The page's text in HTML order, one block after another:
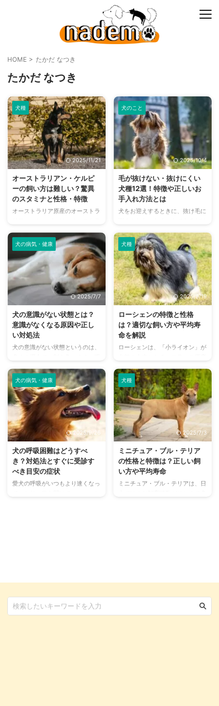
HOME > たかだ なつき
たかだ なつき
犬種
2025/11/21
オーストラリアン・ケルピ
ーの飼い方は難しい？驚異
のスタミナと性格・特徴
オーストラリア原産のオーストラ
リアで最も人気がある犬種と言わ
れています。 日本では珍しい犬
種だけに、オーストラリアン・ケ
ルピーがどんな特徴や性格なのか
わからないことも多いのではない
でしょうか。 この記事では、多
くの人を魅了するオーストラリア
ン・ケルピーについて徹底解説し
ます。 オーストラリアン・ケル
ピーの平均寿命や飼い方、生体価
格などもご紹介しているのでぜひ
最後までご覧ください。 この記
事の結論 オーストラリアン・ケ
と、大きな三角の立ち耳が特徴的
...
犬のこと
2025/10/4
毛が抜けない・抜けにくい
犬種12選！特徴や正しいお
手入れ方法とは
犬をお迎えするときに、抜け毛に
毛が抜けない犬がいいという人も
多いでしょう。 犬の抜け毛はそ
のまま放置してしまうと、ノミや
ダニの餌となったりハウスダスト
の原因になるため、室内をこまめ
に掃除して清潔に保つ必要があり
ますね。 毎日の掃除を楽にした
い、アレルギーのリスクを下げた
犬や抜けにくい犬を選んでもいい
でしょう。 犬の抜け毛によくあ
る勘違いや毛が抜けない犬や抜け
にくい犬を飼うときの注意点も解
ください。 この記事の結論 体 ...
犬の病気・健康
2025/7/7
犬の意識がない状態とは？
意識がなくなる原因や正し
い対処法
犬の意識がない状態というのは、
在もし、愛犬の意識がないという
場合は、すみやかに動物病院を受
診してください。 中には寝てい
るだけのように見える犬もおり、
意識がない状態であるかしっかり
確認することが大切です。 この
記事では、犬の意識がないときの
確認方法や原因、正しい対処法を
解説します。 愛犬が一時的に意
識がなくなる飼い主さんや、犬の
意識がないのはどんな状態？など
気になる飼い主さんは、ぜひ参考
にしてください。 この記事の結
犬種
2025/9/19
ローシェンの特徴と性格
は？適切な飼い方や平均寿
命を解説
ローシェンは、「小ライオン」が
の犬種です。 たてがみやしっぽ
の先の飾り毛など、ライオンのよ
うなカットが伝統的なカットスタ
イルとして主流となっており、そ
の愛らしい姿は一度見たら忘れら
れないでしょう。 世界的にも珍
しい犬種でなかなか出会う機会は
ありませんが、だからこそお迎え
してみたいと思う人もいるのでは
ないでしょうか。 そこで今回は
ローシェンの特徴や性格、飼い方
や平均寿命についてご紹介しま
す。 ローシェンを飼うのに向い
犬の病気・健康
2025/9/26
犬の呼吸困難はどうすべ
き？対処法とすぐに受診す
べき目安の症状
愛犬の呼吸がいつもより速くなっ
の呼吸困難のサインや考えられる
動物病院を早急に受診する症状の
目安もご紹介していますが、現在
犬種
2025/7/3
ミニチュア・ブル・テリア
の性格と特徴は？正しい飼
い方や平均寿命
ミニチュア・ブル・テリアは、日
ア・ブル・テリアの性格や習性、
ニチュア・ブル・テリアを飼うの
に向いている人の特徴や、かかり